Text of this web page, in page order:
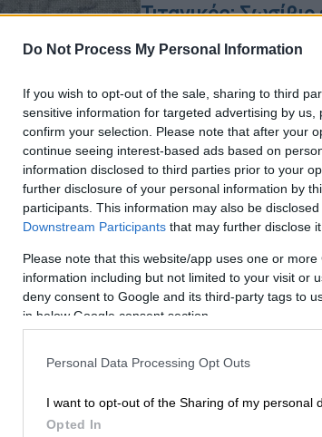
Do Not Process My Personal Information
If you wish to opt-out of the sale, sharing to third
sensitive information for targeted advertising by
confirm your selection. Please note that after your
continue seeing interest-based ads based on
information disclosed to third parties prior to your
further disclosure of your personal information by
participants. This information may also be
Downstream Participants that may further disclose
Please note that this website/app uses one or
information including but not limited to your visit or
deny consent to Google and its third-party tags to
in below Google consent section.
Personal Data Processing Opt Outs
I want to opt-out of the Sharing of my personal
Opted In
Τιτανικός:
βγαίνει σε
από 500.000 ευρώ
Πρόκειται για ένα
σωσίβιο που
του ιστορικού
Ελλάδα|21.10.2020 19:33
Λέσβος: Βρέθηκε
«απόβλητα του
αφορά σε τόνους από
σκαφών.